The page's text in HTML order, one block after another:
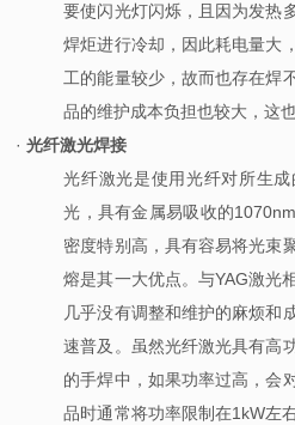
要使闪光灯闪烁，且因为发热
焊炬进行冷却，因此耗电量大
工的能量较少，故而也存在焊
品的维护成本负担也较大，这
·光纤激光焊接
光纤激光是使用光纤对所生
光，具有金属易吸收的
密度特别高，具有容易将光束
熔是其一大优点。与YAG激光
几乎没有调整和维护的麻烦和
速普及。虽然光纤激光具有高
的手焊中，如果功率过高，会
品时通常将功率限制在1kW左